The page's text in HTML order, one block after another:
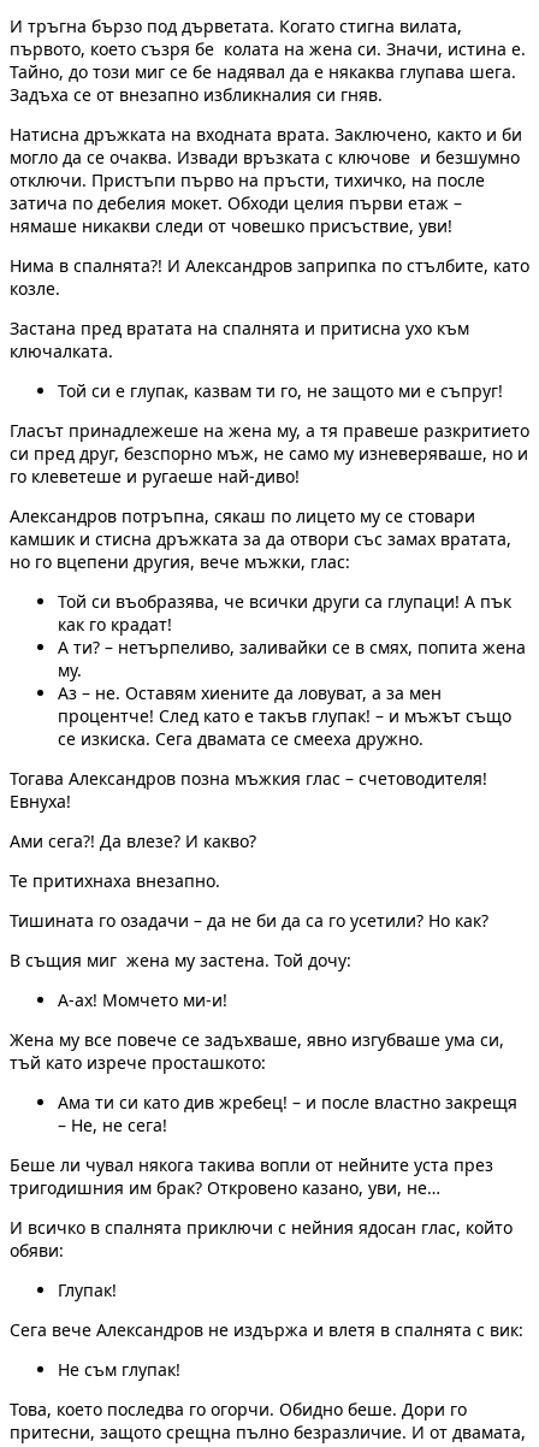
И тръгна бързо под дърветата. Когато стигна вилата,
първото, което съзря бе колата на жена си. Значи, истина е.
Тайно, до този миг се бе надявал да е някаква глупава шега.
Задъха се от внезапно избликналия си гняв.
Натисна дръжката на входната врата. Заключено, както и би
могло да се очаква. Извади връзката с ключове и безшумно
отключи. Пристъпи първо на пръсти, тихичко, на после
затича по дебелия мокет. Обходи целия първи етаж –
нямаше никакви следи от човешко присъствие, уви!
Нима в спалнята?! И Александров заприпка по стълбите, като
козле.
Застана пред вратата на спалнята и притисна ухо към
ключалката.
Той си е глупак, казвам ти го, не защото ми е съпруг!
Гласът принадлежеше на жена му, а тя правеше разкритието
си пред друг, безспорно мъж, не само му изневеряваше, но и
го клеветеше и ругаеше най-диво!
Александров потръпна, сякаш по лицето му се стовари
камшик и стисна дръжката за да отвори със замах вратата,
но го вцепени другия, вече мъжки, глас:
Той си въобразява, че всички други са глупаци! А пък
как го крадат!
А ти? – нетърпеливо, заливайки се в смях, попита жена
му.
Аз – не. Оставям хиените да ловуват, а за мен
процентче! След като е такъв глупак! – и мъжът също
се изкиска. Сега двамата се смееха дружно.
Тогава Александров позна мъжкия глас – счетоводителя!
Евнуха!
Ами сега?! Да влезе? И какво?
Те притихнаха внезапно.
Тишината го озадачи – да не би да са го усетили? Но как?
В същия миг жена му застена. Той дочу:
А-ах! Момчето ми-и!
Жена му все повече се задъхваше, явно изгубваше ума си,
тъй като изрече просташкото:
Ама ти си като див жребец! – и после властно закрещя
– Не, не сега!
Беше ли чувал някога такива вопли от нейните уста през
тригодишния им брак? Откровено казано, уви, не…
И всичко в спалнята приключи с нейния ядосан глас, който
обяви:
Глупак!
Сега вече Александров не издържа и влетя в спалнята с вик:
Не съм глупак!
Това, което последва го огорчи. Обидно беше. Дори го
притесни, защото срещна пълно безразличие. И от двамата,